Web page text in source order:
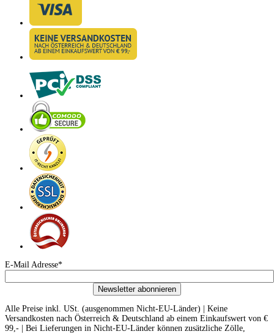
E-Mail Adresse*
Newsletter abonnieren
Alle Preise inkl. USt. (ausgenommen Nicht-EU-Länder) | Keine
Versandkosten nach Österreich & Deutschland ab einem Einkaufswert von €
99,- | Bei Lieferungen in Nicht-EU-Länder können zusätzliche Zölle,